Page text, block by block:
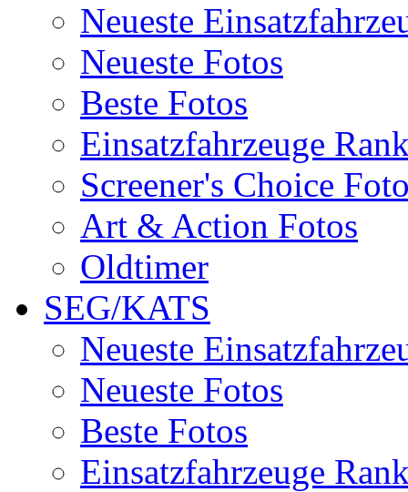
Neueste
Neueste Fotos
Beste Fotos
Einsatzfahrzeuge
Screener's Choice
Art & Action Fotos
Oldtimer
SEG/KATS
Neueste
Neueste Fotos
Beste Fotos
Einsatzfahrzeuge